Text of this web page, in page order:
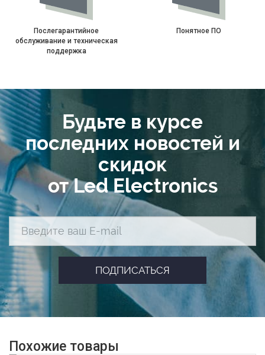
Послегарантийное
обслуживание и техническая
поддержка
Понятное ПО
Будьте в курсе
последних новостей и
скидок
от Led Electronics
Похожие товары